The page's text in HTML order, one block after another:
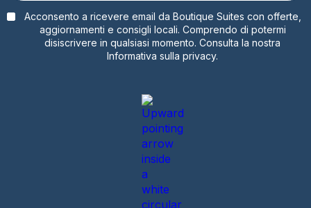
Acconsento a ricevere email da Boutique Suites con offerte,
aggiornamenti e consigli locali. Comprendo di potermi
disiscrivere in qualsiasi momento. Consulta la nostra
Informativa sulla privacy.